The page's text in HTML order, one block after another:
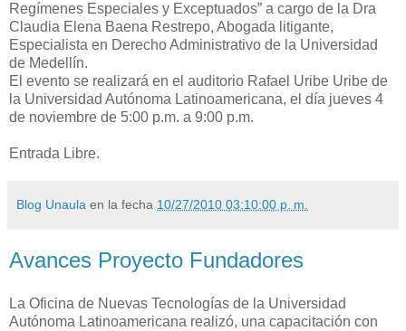
Regímenes Especiales y Exceptuados” a cargo de la Dra
Claudia Elena Baena Restrepo, Abogada litigante,
Especialista en Derecho Administrativo de la Universidad
de Medellín.
El evento se realizará en el auditorio Rafael Uribe Uribe de
la Universidad Autónoma Latinoamericana, el día jueves 4
de noviembre de 5:00 p.m. a 9:00 p.m.
Entrada Libre.
Blog Unaula en la fecha 10/27/2010 03:10:00 p. m.
Avances Proyecto Fundadores
La Oficina de Nuevas Tecnologías de la Universidad
Autónoma Latinoamericana realizó, una capacitación con